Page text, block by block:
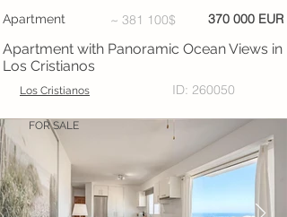
Apartment ~ 381 100$ 370 000 EUR
Apartment with Panoramic Ocean Views in
Los Cristianos
Los Cristianos ID: 260050
FOR SALE